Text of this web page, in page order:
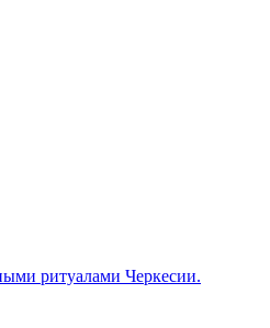
ритуалами Черкесии.